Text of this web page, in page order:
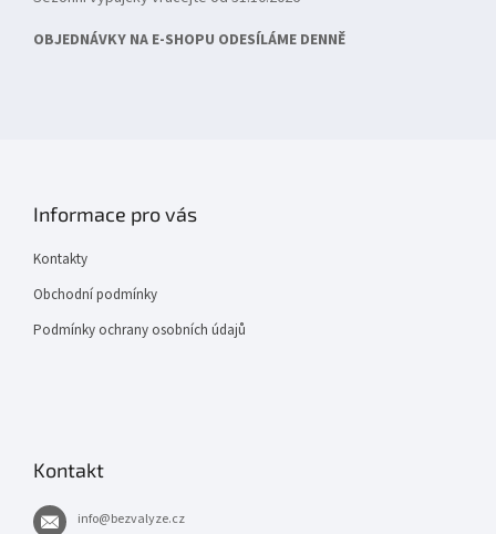
OBJEDNÁVKY NA E-SHOPU ODESÍLÁME DENNĚ
Informace pro vás
Kontakty
Obchodní podmínky
Podmínky ochrany osobních údajů
Kontakt
info@bezvalyze.cz